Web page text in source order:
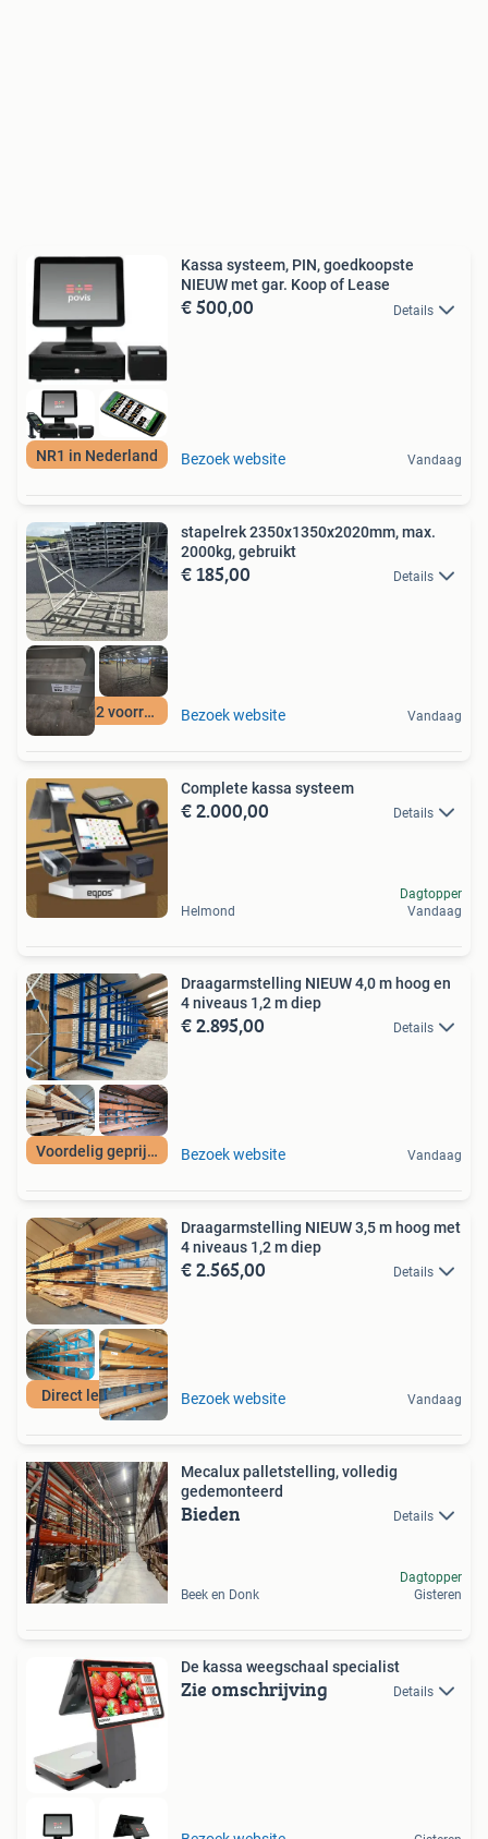
NR1 in Nederland
Kassa systeem, PIN, goedkoopste
NIEUW met gar. Koop of Lease
€ 500,00 Details
Bezoek website Vandaag
12500 m2 voorraad
stapelrek 2350x1350x2020mm, max.
2000kg, gebruikt
€ 185,00 Details
Bezoek website Vandaag
Complete kassa systeem
€ 2.000,00 Details
Helmond
Dagtopper
Vandaag
Voordelig geprijsd
Draagarmstelling NIEUW 4,0 m hoog en
4 niveaus 1,2 m diep
€ 2.895,00 Details
Bezoek website Vandaag
Direct leverbaar
Draagarmstelling NIEUW 3,5 m hoog met
4 niveaus 1,2 m diep
€ 2.565,00 Details
Bezoek website Vandaag
Mecalux palletstelling, volledig
gedemonteerd
Bieden Details
Beek en Donk
Dagtopper
Gisteren
De kassa weegschaal specialist
Zie omschrijving Details